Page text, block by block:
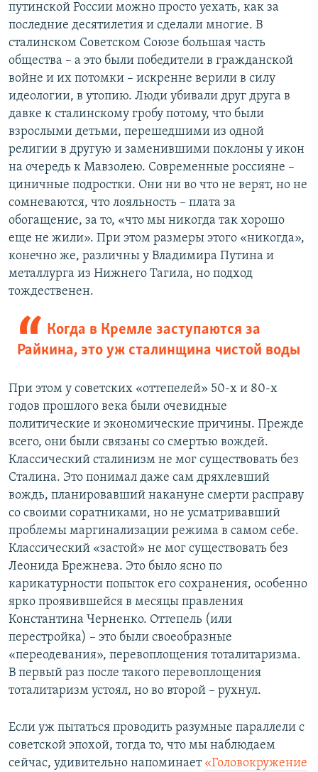
путинской России можно просто уехать, как за
последние десятилетия и сделали многие. В
сталинском Советском Союзе большая часть
общества – а это были победители в гражданской
войне и их потомки – искренне верили в силу
идеологии, в утопию. Люди убивали друг друга в
давке к сталинскому гробу потому, что были
взрослыми детьми, перешедшими из одной
религии в другую и заменившими поклоны у икон
на очередь к Мавзолею. Современные россияне –
циничные подростки. Они ни во что не верят, но не
сомневаются, что лояльность – плата за
обогащение, за то, «что мы никогда так хорошо
еще не жили». При этом размеры этого «никогда»,
конечно же, различны у Владимира Путина и
металлурга из Нижнего Тагила, но подход
тождественен.
Когда в Кремле заступаются за
Райкина, это уж сталинщина чистой воды
При этом у советских «оттепелей» 50-х и 80-х
годов прошлого века были очевидные
политические и экономические причины. Прежде
всего, они были связаны со смертью вождей.
Классический сталинизм не мог существовать без
Сталина. Это понимал даже сам дряхлевший
вождь, планировавший накануне смерти расправу
со своими соратниками, но не усматривавший
проблемы маргинализации режима в самом себе.
Классический «застой» не мог существовать без
Леонида Брежнева. Это было ясно по
карикатурности попыток его сохранения, особенно
ярко проявившейся в месяцы правления
Константина Черненко. Оттепель (или
перестройка) – это были своеобразные
«переодевания», перевоплощения тоталитаризма.
В первый раз после такого перевоплощения
тоталитаризм устоял, но во второй – рухнул.
Если уж пытаться проводить разумные параллели с
советской эпохой, тогда то, что мы наблюдаем
сейчас, удивительно напоминает «Головокружение